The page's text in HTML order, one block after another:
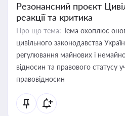
Резонансний проєкт
реакції та критика
Про що тема: Тема охоплює
цивільного законодавства
регулювання майнових і
відносин та правового статусу
правовідносин